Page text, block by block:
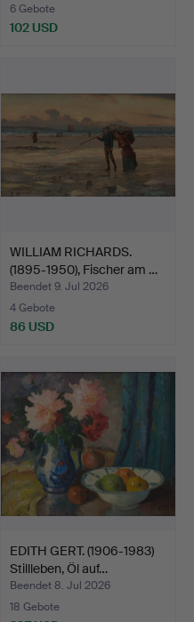
6 Gebote
102 USD
WILLIAM RICHARDS.
(1895-1950), Fischer am …
Beendet 9. Jul 2026
4 Gebote
86 USD
EDITH GERT. (1906-1983)
Stillleben, Öl auf…
Beendet 8. Jul 2026
18 Gebote